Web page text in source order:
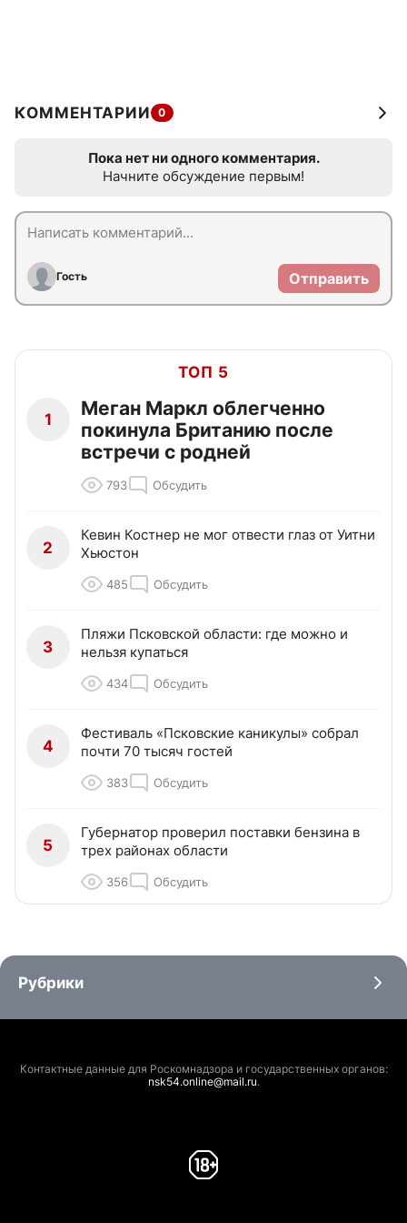
КОММЕНТАРИИ 0
Пока нет ни одного комментария.
Начните обсуждение первым!
Гость Отправить
ТОП 5
1
Меган Маркл облегченно
покинула Британию после
встречи с родней
793 Обсудить
2
Кевин Костнер не мог отвести глаз от Уитни
Хьюстон
485 Обсудить
3
Пляжи Псковской области: где можно и
нельзя купаться
434 Обсудить
4
Фестиваль «Псковские каникулы» собрал
почти 70 тысяч гостей
383 Обсудить
5
Губернатор проверил поставки бензина в
трех районах области
356 Обсудить
Рубрики
Контактные данные для Роскомнадзора и государственных органов:
nsk54.online@mail.ru.